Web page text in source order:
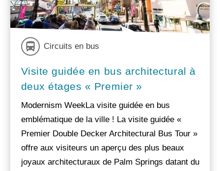
Circuits en bus
Visite guidée en bus architectural à
deux étages « Premier »
Modernism WeekLa visite guidée en bus
emblématique de la ville ! La visite guidée «
Premier Double Decker Architectural Bus Tour »
offre aux visiteurs un aperçu des plus beaux
joyaux architecturaux de Palm Springs datant du